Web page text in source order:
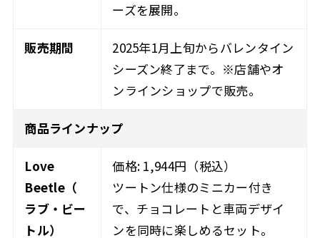
ーズを展開。
販売期間
2025年1月上旬からバレンタイン
シーズン終了まで。※店舗やオ
ンラインショップで販売。
商品ラインナップ
Love
Beetle（
ラブ・ビー
トル）
価格: 1,944円（税込）
ツートン仕様のミニカー付き
で、チョコレートと車両デザイ
ンを同時に楽しめるセット。